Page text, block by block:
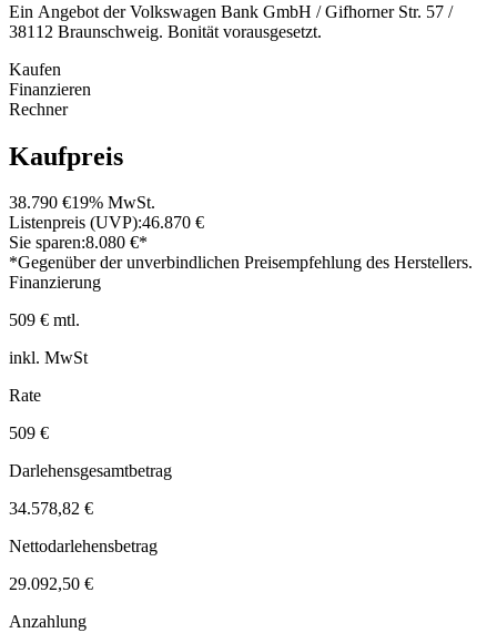
Ein Angebot der Volkswagen Bank GmbH / Gifhorner Str. 57 /
38112 Braunschweig. Bonität vorausgesetzt.
Kaufen
Finanzieren
Rechner
Kaufpreis
38.790 €19% MwSt.
Listenpreis (UVP):46.870 €
Sie sparen:8.080 €*
*Gegenüber der unverbindlichen Preisempfehlung des Herstellers.
Finanzierung
509 € mtl.
inkl. MwSt
Rate
509 €
Darlehensgesamtbetrag
34.578,82 €
Nettodarlehensbetrag
29.092,50 €
Anzahlung